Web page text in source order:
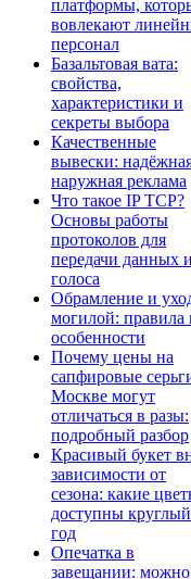
платформы,
вовлекают
персонал
Базальтовая вата:
свойства,
характеристики и
секреты выбора
Качественные
вывески:
наружная реклама
Что такое IP TCP?
Основы работы
протоколов для
передачи данных и
голоса
Обрамление и
могилой: правила
особенности
Почему цены на
сапфировые
Москве могут
отличаться в разы:
подробный разбор
Красивый букет
зависимости от
сезона: какие
доступны круглый
год
Опечатка в
завещании: